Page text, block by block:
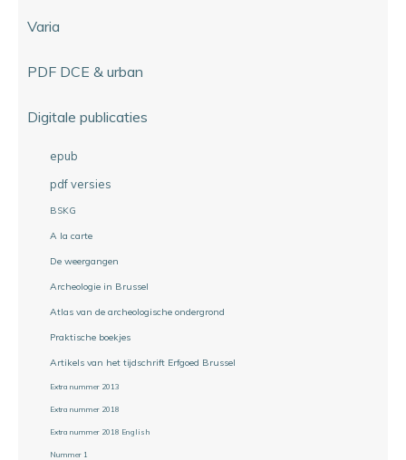
Varia
PDF DCE & urban
Digitale publicaties
epub
pdf versies
BSKG
A la carte
De weergangen
Archeologie in Brussel
Atlas van de archeologische ondergrond
Praktische boekjes
Artikels van het tijdschrift Erfgoed Brussel
Extra nummer 2013
Extra nummer 2018
Extra nummer 2018 English
Nummer 1